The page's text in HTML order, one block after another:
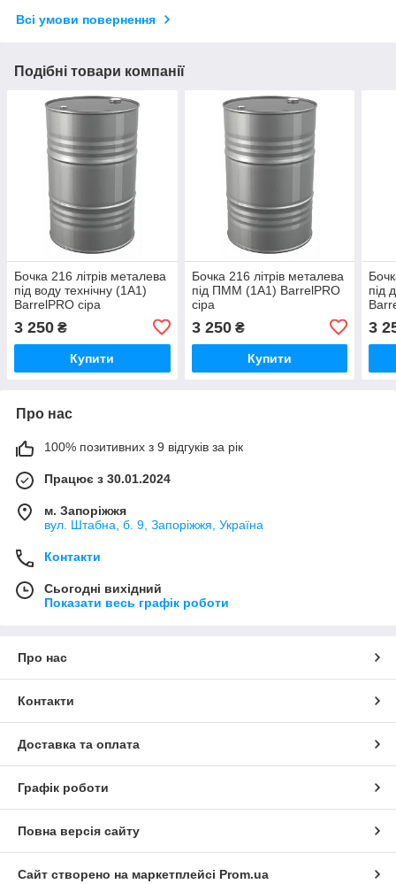
Всі умови повернення
Подібні товари компанії
Бочка 216 літрів металева
під воду технічну (1A1)
BarrelPRO сіра
3 250 ₴
Купити
Бочка 216 літрів металева
під ПММ (1A1) BarrelPRO
сіра
3 250₴
Купити
під
3
Про нас
100% позитивних з 9 відгуків за рік
Працює з 30.01.2024
м. Запоріжжя
вул. Штабна, б. 9, Запоріжжя, Україна
Контакти
Сьогодні вихідний
Показати весь графік роботи
Про нас
Контакти
Доставка та оплата
Графік роботи
Повна версія сайту
Сайт створено на маркетплейсі Prom.ua